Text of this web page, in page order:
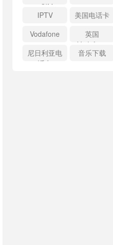
eSIM
IPTV
美国电话卡
Vodafone
英国
Vodafone
尼日利亚电
话卡
音乐下载